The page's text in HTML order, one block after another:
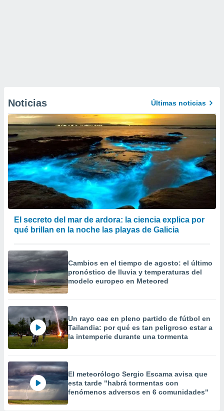
Noticias Últimas noticias
El secreto del mar de ardora: la ciencia explica por
qué brillan en la noche las playas de Galicia
Cambios en el tiempo de agosto: el último
pronóstico de lluvia y temperaturas del
modelo europeo en Meteored
Un rayo cae en pleno partido de fútbol en
Tailandia: por qué es tan peligroso estar a
la intemperie durante una tormenta
El meteorólogo Sergio Escama avisa que
esta tarde "habrá tormentas con
fenómenos adversos en 6 comunidades"